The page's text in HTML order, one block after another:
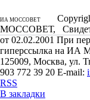
ИА МОССОВЕТ
Copyright
МОССОВЕТ,
от 02.02.2001 При
гиперссылка на ИА
125009, Москва, ул.
903 772 39 20 E-mail:
RSS
В закладки